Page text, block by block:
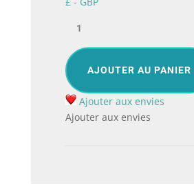
Argent,
Bouquet
de
fleurs
exotiques
AJOUTER AU PANIER
Ajouter aux envies
Ajouter aux envies